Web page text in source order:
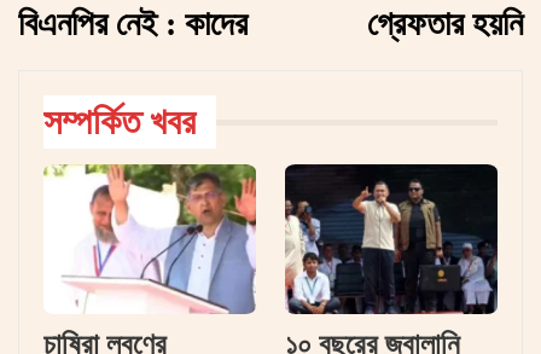
বিএনপির নেই : কাদের
গ্রেফতার হয়নি
সম্পর্কিত খবর
চাষিরা লবণের ১০ বছরের জ্বালানি